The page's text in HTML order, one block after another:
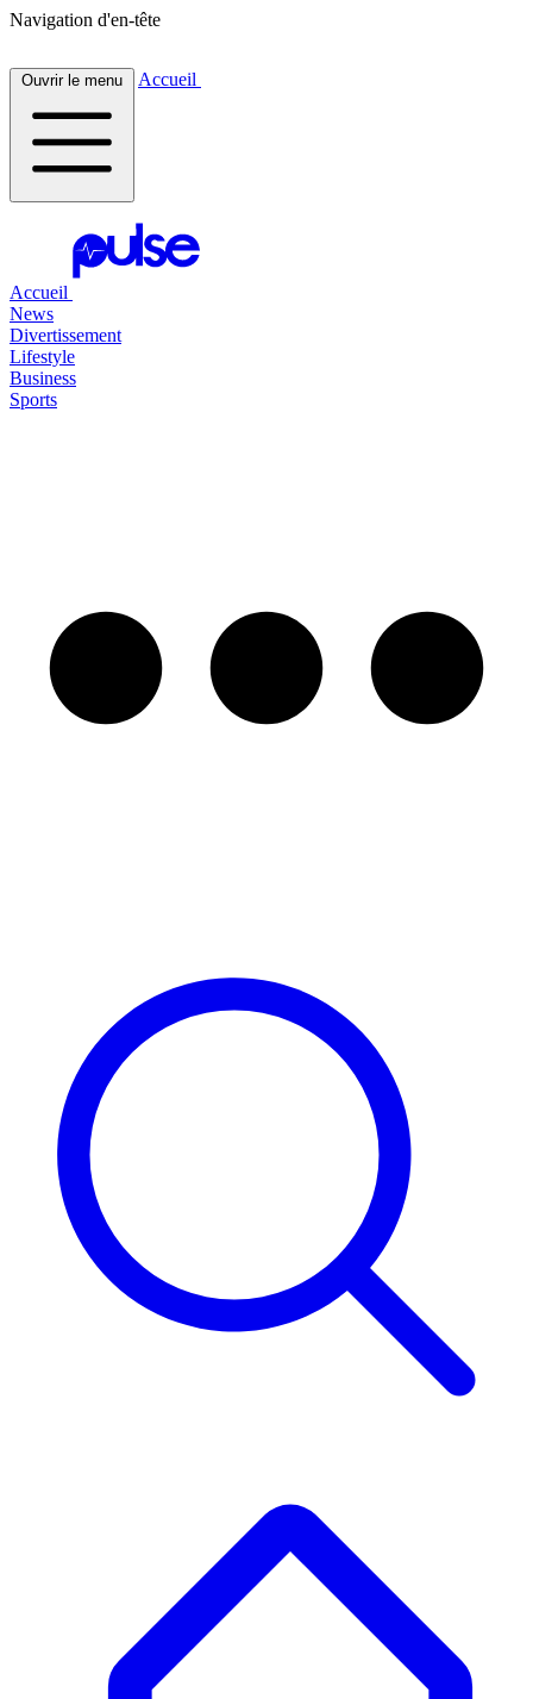
Navigation d'en-tête
Ouvrir le menu Accueil
Accueil
News
Divertissement
Lifestyle
Business
Sports